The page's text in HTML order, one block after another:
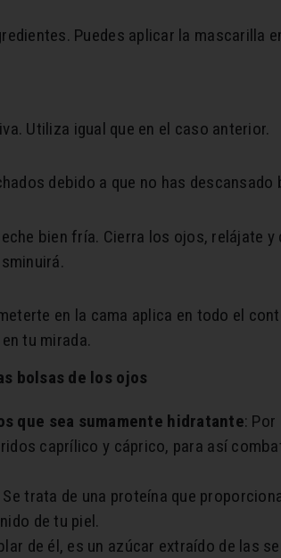
Puedes aplicar la mascarilla
Utiliza igual que en el caso anterior.
debido a que no has
bien fría. Cierra los ojos, relájate
en la cama aplica en todo el
tu mirada.
bolsas de los ojos
que sea sumamente hidratante:
caprílico y cáprico, para así
Se trata de una proteína que
de tu piel.
de él, es un azúcar extraído de las